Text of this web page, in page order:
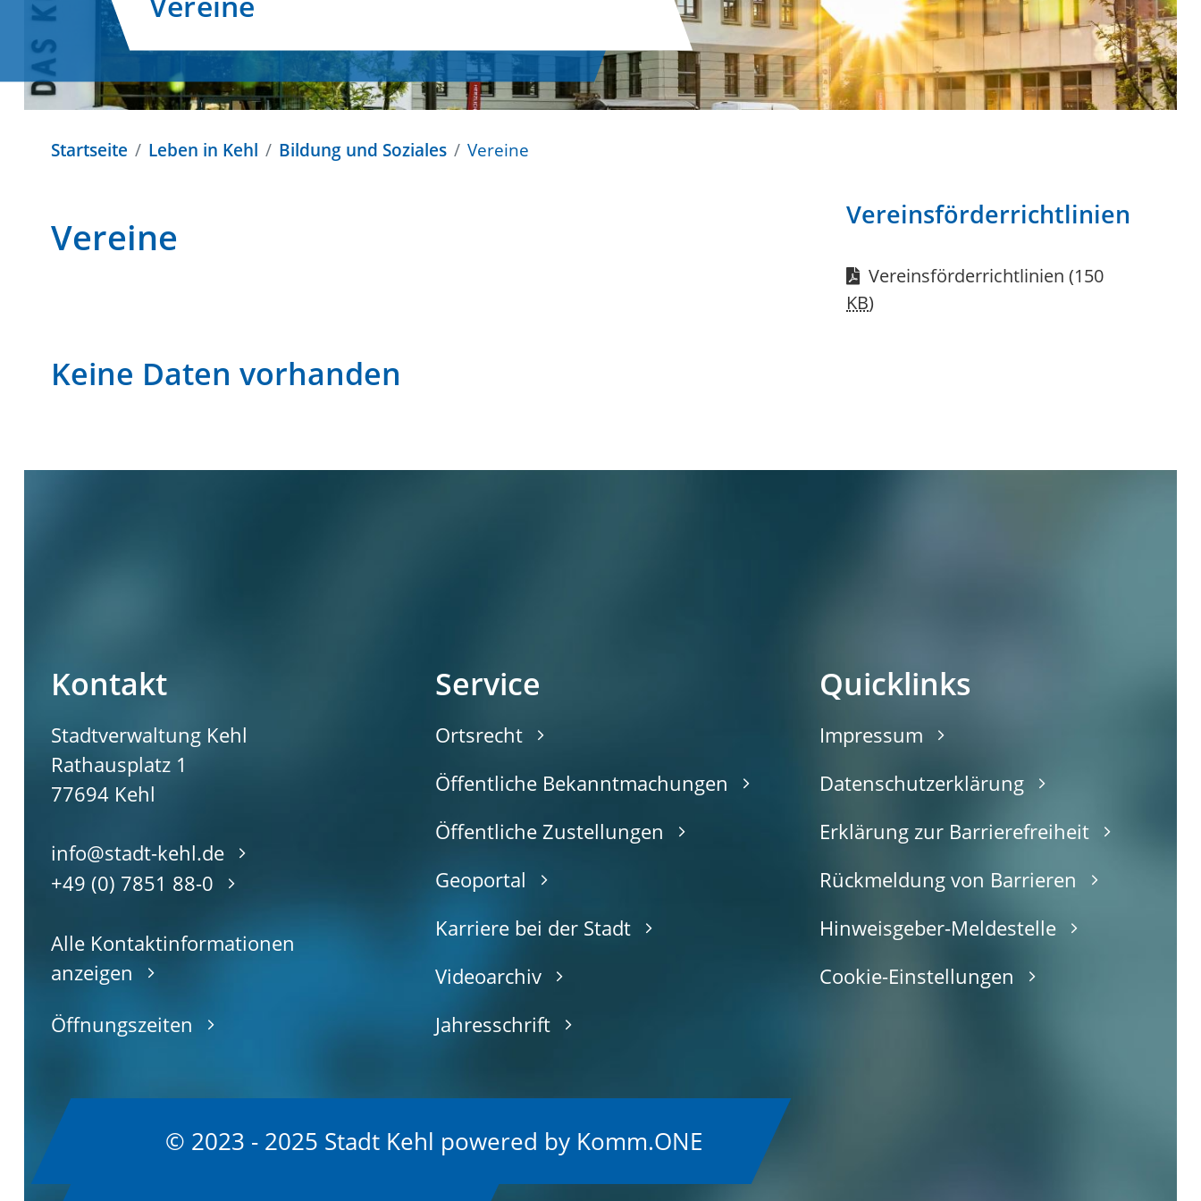
Startseite Leben in Kehl Bildung und Soziales Vereine
Vereine
Keine Daten vorhanden
Vereinsförderrichtlinien
Vereinsförderrichtlinien (150
KB)
Kontakt
Stadtverwaltung Kehl
Rathausplatz 1
77694 Kehl
info@stadt-kehl.de
+49 (0) 7851 88-0
Alle Kontaktinformationen
anzeigen
Öffnungszeiten
Service
Ortsrecht
Öffentliche Bekanntmachungen
Öffentliche Zustellungen
Geoportal
Karriere bei der Stadt
Videoarchiv
Jahresschrift
Quicklinks
Impressum
Datenschutzerklärung
Erklärung zur Barrierefreiheit
Rückmeldung von Barrieren
Hinweisgeber-Meldestelle
Cookie-Einstellungen
© 2023 - 2025 Stadt Kehl powered by Komm.ONE